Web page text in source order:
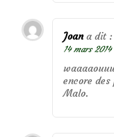
Joan a dit :
14 mars
encore
Malo.